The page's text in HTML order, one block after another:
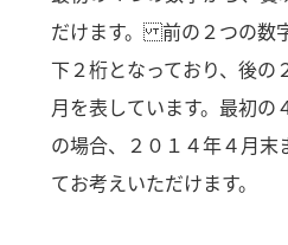
つゆ
クイック調味料
ブランド・スペシャルサイト ト
商品ブランドサイト
Fibee（ファイビー）
くらしプラ酢
カンタン酢
企業情報
国内事業概要
だけます。 前の２つの数
下２桁となっており、後の
月を表しています。最初の
の場合、２０１４年４月末
てお考えいただけます。